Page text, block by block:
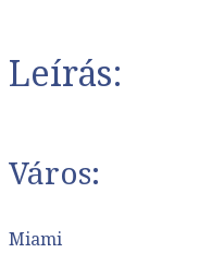
Leírás:
Város:
Miami